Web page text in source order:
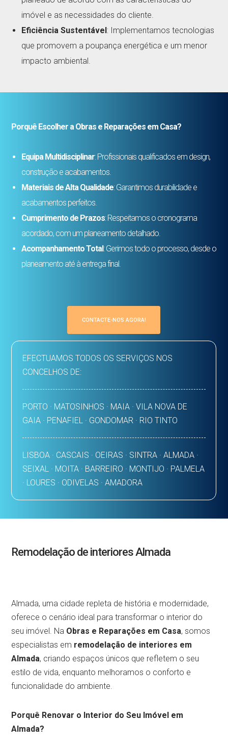
imóvel e as necessidades do cliente.
Eficiência Sustentável : Implementamos tecnologias
que promovem a poupança energética e um menor
impacto ambiental.
Porquê Escolher a Obras e Reparações em Casa?
Equipa Multidisciplinar: Profissionais qualificados em design,
construção e acabamentos.
Materiais de Alta Qualidade: Garantimos durabilidade e
acabamentos perfeitos.
Cumprimento de Prazos: Respeitamos o cronograma
acordado, com um planeamento detalhado.
Acompanhamento Total: Gerimos todo o processo, desde o
planeamento até à entrega final.
CONTACTE-NOS AGORA!
EFECTUAMOS TODOS OS SERVIÇOS NOS
CONCELHOS DE:
PORTO · MATOSINHOS · MAIA · VILA NOVA DE
GAIA · PENAFIEL · GONDOMAR · RIO TINTO
LISBOA · CASCAIS · OEIRAS · SINTRA · ALMADA ·
SEIXAL · MOITA · BARREIRO · MONTIJO · PALMELA
· LOURES · ODIVELAS · AMADORA
Remodelação de interiores Almada
Almada, uma cidade repleta de história e modernidade,
oferece o cenário ideal para transformar o interior do
seu imóvel. Na Obras e Reparações em Casa, somos
especialistas em remodelação de interiores em
Almada, criando espaços únicos que refletem o seu
estilo de vida, enquanto melhoramos o conforto e
funcionalidade do ambiente.
Porquê Renovar o Interior do Seu Imóvel em
Almada?